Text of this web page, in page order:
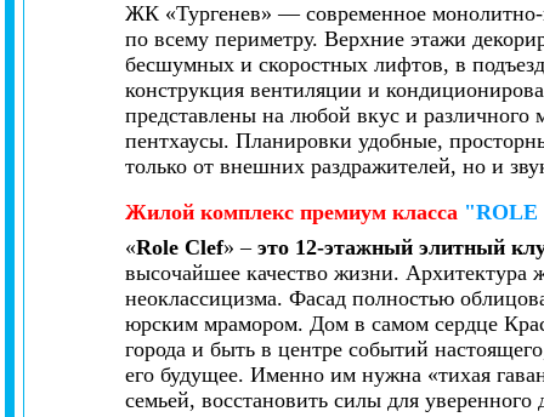
ЖК «Тургенев» — современное
по всему периметру. Верхние этажи
бесшумных и скоростных лифтов, в
конструкция вентиляции и
представлены на любой вкус и
пентхаусы. Планировки удобные,
только от внешних раздражителей, но и
Жилой комплекс премиум класса
«Role Clef» – это 12-этажный элитный
высочайшее качество жизни. Архитектура
неоклассицизма. Фасад полностью
юрским мрамором. Дом в самом сердце
города и быть в центре событий
его будущее. Именно им нужна «тихая
семьей, восстановить силы для